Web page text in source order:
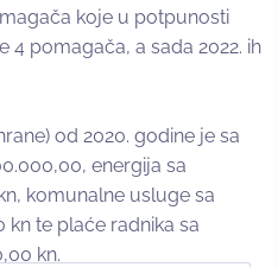
koje u potpunosti
4 pomagača, a sada 2022. ih
od 2020. godine je sa
energija sa
komunalne usluge sa
kn te plaće radnika sa
kn.